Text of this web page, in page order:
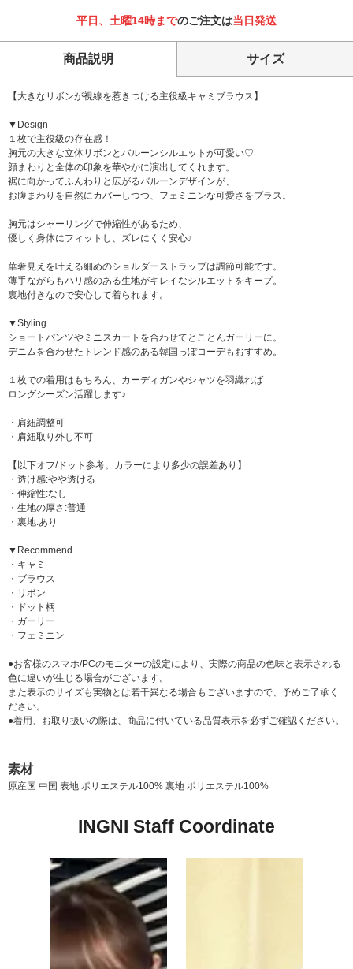
平日、土曜14時までのご注文は当日発送
商品説明 サイズ
【大きなリボンが視線を惹きつける主役級キャミブラウス】
▼Design
１枚で主役級の存在感！
胸元の大きな立体リボンとバルーンシルエットが可愛い♡
顔まわりと全体の印象を華やかに演出してくれます。
裾に向かってふんわりと広がるバルーンデザインが、
お腹まわりを自然にカバーしつつ、フェミニンな可愛さをプラス。
胸元はシャーリングで伸縮性があるため、
優しく身体にフィットし、ズレにくく安心♪
華奢見えを叶える細めのショルダーストラップは調節可能です。
薄手ながらもハリ感のある生地がキレイなシルエットをキープ。
裏地付きなので安心して着られます。
▼Styling
ショートパンツやミニスカートを合わせてとことんガーリーに。
デニムを合わせたトレンド感のある韓国っぽコーデもおすすめ。
１枚での着用はもちろん、カーディガンやシャツを羽織れば
ロングシーズン活躍します♪
・肩紐調整可
・肩紐取り外し不可
【以下オフ/ドット参考。カラーにより多少の誤差あり】
・透け感:やや透ける
・伸縮性:なし
・生地の厚さ:普通
・裏地:あり
▼Recommend
・キャミ
・ブラウス
・リボン
・ドット柄
・ガーリー
・フェミニン
●お客様のスマホ/PCのモニターの設定により、実際の商品の色味と表示される
色に違いが生じる場合がございます。
また表示のサイズも実物とは若干異なる場合もございますので、予めご了承く
ださい。
●着用、お取り扱いの際は、商品に付いている品質表示を必ずご確認ください。
素材
原産国 中国 表地 ポリエステル100% 裏地 ポリエステル100%
INGNI Staff Coordinate